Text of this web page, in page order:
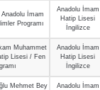
İmam
Programı
Anadolu İmam
Hatip Lisesi
İngilizce
Muhammet
Lisesi / Fen
Anadolu İmam
Hatip Lisesi
İngilizce
Mehmet Bey
Anadolu İmam